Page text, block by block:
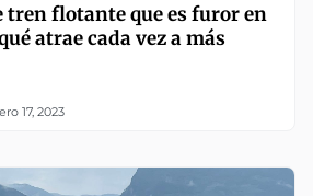
tren flotante que es furor en
atrae cada vez a más
17, 2023